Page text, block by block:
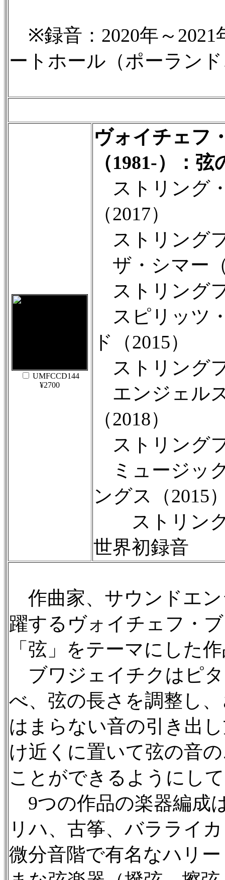
※録音：2020年～2021
ートホール（ポーラン
UMFCCD144
¥2700
ヴォイチェフ
（1981-）：
ストリング
（2017）
ストリング
ザ・シマー
ストリング
スピリッツ
ド（2015）
ストリング
エンジェル
（2018）
ストリング
ミュージッ
ングス（2015
ストリング
世界初録音
作曲家、サウンドエ
躍するヴォイチェフ・
「弦」をテーマにした
ブワジェイチクはピ
べ、弦の長さを調整し
はまらない音の引き出
け近くに置いて弦の音
ことができるようにし
9つの作品の楽器編成
リハ、古筝、バラライ
微分音階で有名なハリ